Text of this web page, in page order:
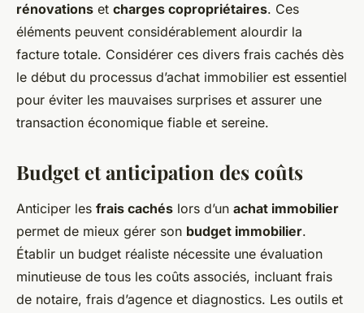
rénovations et charges copropriétaires. Ces
éléments peuvent considérablement alourdir la
facture totale. Considérer ces divers frais cachés dès
le début du processus d’achat immobilier est essentiel
pour éviter les mauvaises surprises et assurer une
transaction économique fiable et sereine.
Budget et anticipation des coûts
Anticiper les frais cachés lors d’un achat immobilier
permet de mieux gérer son budget immobilier.
Établir un budget réaliste nécessite une évaluation
minutieuse de tous les coûts associés, incluant frais
de notaire, frais d’agence et diagnostics. Les outils et